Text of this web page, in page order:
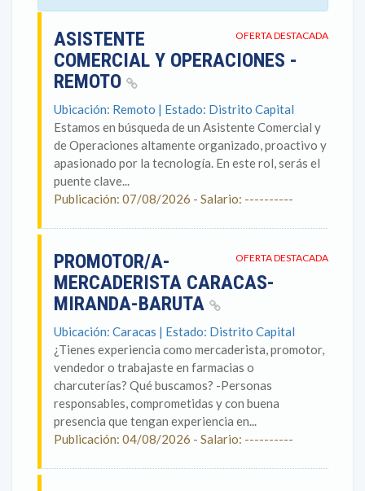
OFERTA DESTACADA
ASISTENTE
COMERCIAL Y OPERACIONES -
REMOTO
Ubicación: Remoto | Estado: Distrito Capital
Estamos en búsqueda de un Asistente Comercial y
de Operaciones altamente organizado, proactivo y
apasionado por la tecnología. En este rol, serás el
puente clave...
Publicación: 07/08/2026 - Salario: ----------
OFERTA DESTACADA
PROMOTOR/A-
MERCADERISTA CARACAS-
MIRANDA-BARUTA
Ubicación: Caracas | Estado: Distrito Capital
¿Tienes experiencia como mercaderista, promotor,
vendedor o trabajaste en farmacias o
charcuterías? Qué buscamos? -Personas
responsables, comprometidas y con buena
presencia que tengan experiencia en...
Publicación: 04/08/2026 - Salario: ----------